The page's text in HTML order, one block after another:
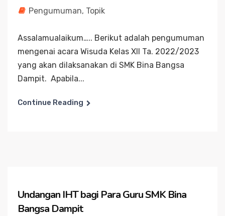
Pengumuman, Topik
Assalamualaikum….. Berikut adalah pengumuman
mengenai acara Wisuda Kelas XII Ta. 2022/2023
yang akan dilaksanakan di SMK Bina Bangsa
Dampit. Apabila...
Continue Reading
Undangan IHT bagi Para Guru SMK Bina
Bangsa Dampit